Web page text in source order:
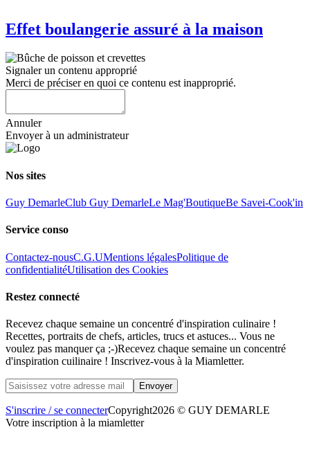
Effet boulangerie assuré à la maison
Signaler un contenu approprié
Merci de préciser en quoi ce contenu est inapproprié.
Annuler
Envoyer à un administrateur
Nos sites
Guy DemarleClub Guy DemarleLe Mag'BoutiqueBe Savei-Cook'in
Service conso
Contactez-nousC.G.UMentions légalesPolitique de
confidentialitéUtilisation des Cookies
Restez connecté
Recevez chaque semaine un concentré d'inspiration culinaire !
Recettes, portraits de chefs, articles, trucs et astuces... Vous ne
voulez pas manquer ça ;-)Recevez chaque semaine un concentré
d'inspiration cuilinaire ! Inscrivez-vous à la Miamletter.
S'inscrire / se connecterCopyright2026 © GUY DEMARLE
Votre inscription à la miamletter